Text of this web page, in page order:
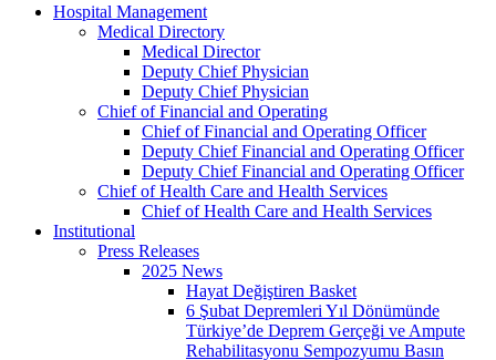
Hospital Management
Medical Directory
Medical Director
Deputy Chief Physician
Deputy Chief Physician
Chief of Financial and Operating
Chief of Financial and Operating Officer
Deputy Chief Financial and Operating Officer
Deputy Chief Financial and Operating Officer
Chief of Health Care and Health Services
Chief of Health Care and Health Services
Institutional
Press Releases
2025 News
Hayat Değiştiren Basket
6 Şubat Depremleri Yıl Dönümünde
Türkiye’de Deprem Gerçeği ve Ampute
Rehabilitasyonu Sempozyumu Basın